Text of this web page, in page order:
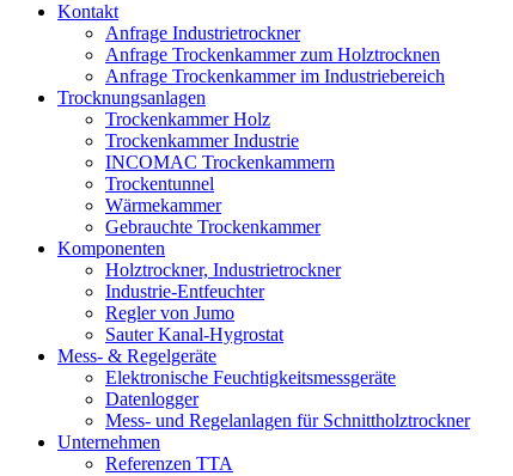
Kontakt
Anfrage Industrietrockner
Anfrage Trockenkammer zum Holztrocknen
Anfrage Trockenkammer im Industriebereich
Trocknungsanlagen
Trockenkammer Holz
Trockenkammer Industrie
INCOMAC Trockenkammern
Trockentunnel
Wärmekammer
Gebrauchte Trockenkammer
Komponenten
Holztrockner, Industrietrockner
Industrie-Entfeuchter
Regler von Jumo
Sauter Kanal-Hygrostat
Mess- & Regelgeräte
Elektronische Feuchtigkeitsmessgeräte
Datenlogger
Mess- und Regelanlagen für Schnittholztrockner
Unternehmen
Referenzen TTA